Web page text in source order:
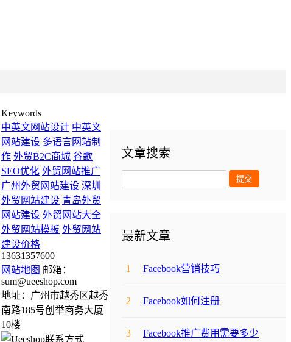
文章搜索
最新文章
1 Facebook营销技巧
2 Facebook如何注册
3 Facebook推广费用需要多少
Keywords
中英文网站设计 中英文
网站建设 多语言网站制
作 外贸B2C商城 谷歌
SEO优化 外贸网站推广
广州外贸网站建设 深圳
外贸网站建设 青岛外贸
网站建设 外贸网站大全
外贸网站模板 外贸网站
建设价格
13631357600
网站地图 邮箱：
sum@ueeshop.com
地址：广州市越秀区越秀
南路185号创举商务大厦
10楼